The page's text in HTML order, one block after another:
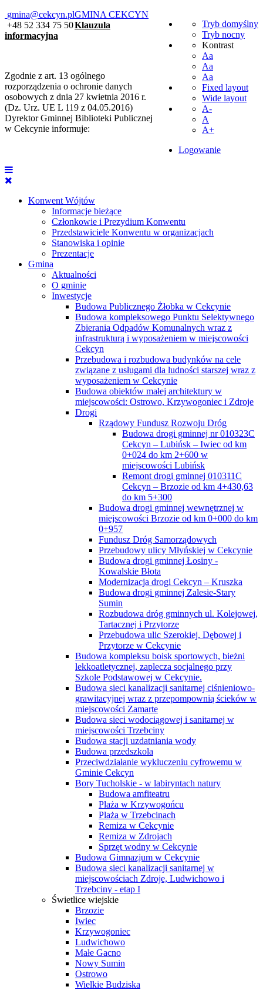
gmina@cekcyn.pl
+48 52 334 75 50
Tryb domyślny
Tryb nocny
Kontrast
Aa
Aa
Aa
Fixed layout
Wide layout
A-
A
A+
Logowanie
GMINA CEKCYN
Konwent Wójtów
Informacje bieżące
Członkowie i Prezydium Konwentu
Przedstawiciele Konwentu w organizacjach
Stanowiska i opinie
Prezentacje
Gmina
Aktualności
O gminie
Inwestycje
Budowa Publicznego Żłobka w Cekcynie
Budowa kompleksowego Punktu Selektywnego
Zbierania Odpadów Komunalnych wraz z
infrastrukturą i wyposażeniem w miejscowości
Cekcyn
Przebudowa i rozbudowa budynków na cele
związane z usługami dla ludności starszej wraz z
wyposażeniem w Cekcynie
Budowa obiektów małej architektury w
miejscowości: Ostrowo, Krzywogoniec i Zdroje
Drogi
Rządowy Fundusz Rozwoju Dróg
Budowa drogi gminnej nr 010323C
Cekcyn – Lubińsk – Iwiec od km
0+024 do km 2+600 w
miejscowości Lubińsk
Remont drogi gminnej 010311C
Cekcyn – Brzozie od km 4+430,63
do km 5+300
Budowa drogi gminnej wewnętrznej w
miejscowości Brzozie od km 0+000 do km
0+957
Fundusz Dróg Samorządowych
Przebudowy ulicy Młyńskiej w Cekcynie
Budowa drogi gminnej Łosiny -
Kowalskie Błota
Modernizacja drogi Cekcyn – Kruszka
Budowa drogi gminnej Zalesie-Stary
Sumin
Rozbudowa dróg gminnych ul. Kolejowej,
Tartacznej i Przytorze
Przebudowa ulic Szerokiej, Dębowej i
Przytorze w Cekcynie
Budowa kompleksu boisk sportowych, bieżni
lekkoatletycznej, zaplecza socjalnego przy
Szkole Podstawowej w Cekcynie.
Budowa sieci kanalizacji sanitarnej ciśnieniowo-
grawitacyjnej wraz z przepompownią ścieków w
miejscowości Zamarte
Budowa sieci wodociągowej i sanitarnej w
miejscowości Trzebciny
Budowa stacji uzdatniania wody
Budowa przedszkola
Przeciwdziałanie wykluczeniu cyfrowemu w
Gminie Cekcyn
Bory Tucholskie - w labiryntach natury
Budowa amfiteatru
Plaża w Krzywogońcu
Plaża w Trzebcinach
Remiza w Cekcynie
Remiza w Zdrojach
Sprzęt wodny w Cekcynie
Budowa Gimnazjum w Cekcynie
Budowa sieci kanalizacji sanitarnej w
miejscowościach Zdroje, Ludwichowo i
Trzebciny - etap I
Świetlice wiejskie
Brzozie
Iwiec
Krzywogoniec
Ludwichowo
Małe Gacno
Nowy Sumin
Ostrowo
Wielkie Budziska
Klauzula
informacyjna
Zgodnie z art. 13 ogólnego
rozporządzenia o ochronie danych
osobowych z dnia 27 kwietnia 2016 r.
(Dz. Urz. UE L 119 z 04.05.2016)
Dyrektor Gminnej Biblioteki Publicznej
w Cekcynie informuje: